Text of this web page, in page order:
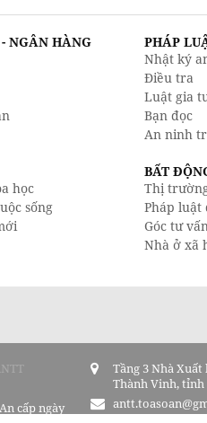
NGÂN HÀNG
PHÁP
Nhật ký
Điều tra
Luật gia
Bạn đọc
An ninh
học
sống
BẤT
Thị
Pháp luật
Góc tư
Nhà ở xã
cấp ngày
Tầng 3 Nhà
Thành Vinh, tỉnh